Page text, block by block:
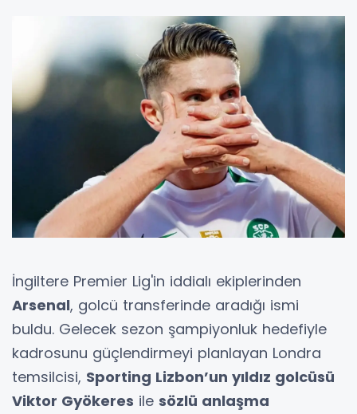
İngiltere Premier Lig'in iddialı ekiplerinden
Arsenal, golcü transferinde aradığı ismi
buldu. Gelecek sezon şampiyonluk hedefiyle
kadrosunu güçlendirmeyi planlayan Londra
temsilcisi, Sporting Lizbon’un yıldız golcüsü
Viktor Gyökeres ile sözlü anlaşma